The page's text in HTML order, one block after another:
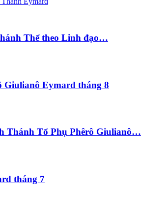
Thể theo Linh đạo…
Giulianô Eymard tháng 8
Thánh Tổ Phụ Phêrô Giulianô…
tháng 7